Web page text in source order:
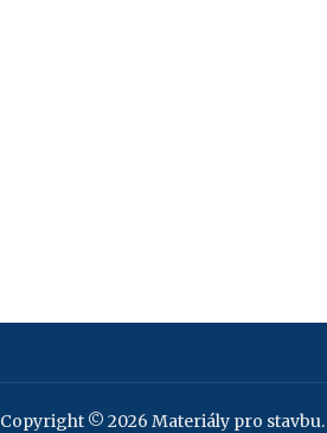
Copyright © 2026 Materiály pro stavbu.